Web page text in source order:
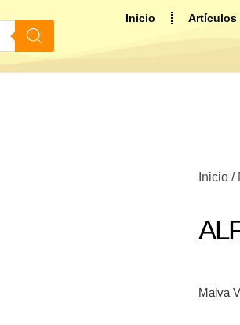
Inicio Artículos
Inicio /
Malva